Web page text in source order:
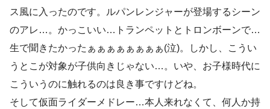
ス風に入ったのです。ルパンレンジャーが登場するシーン
のアレ…。かっこいい…トランペットとトロンボーンで…
生で聞きたかったぁぁぁぁぁぁぁぁ(泣)。しかし、こうい
うとこが対象が子供向きじゃない…。いや、お子様時代に
こういうのに触れるのは良き事ですけどね。
そして仮面ライダーメドレー…本人来れなくて、何人か持